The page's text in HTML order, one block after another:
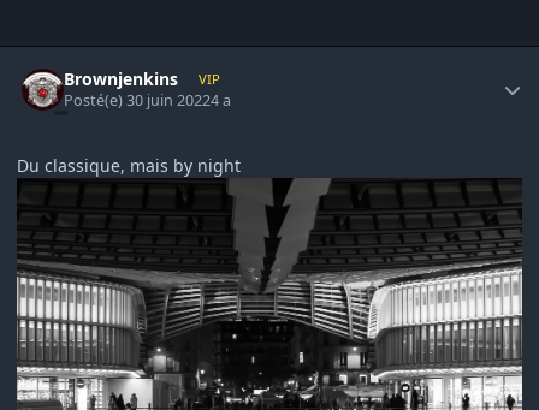
Brownjenkins VIP
Posté(e)30 juin 20224 a
Du classique, mais by night